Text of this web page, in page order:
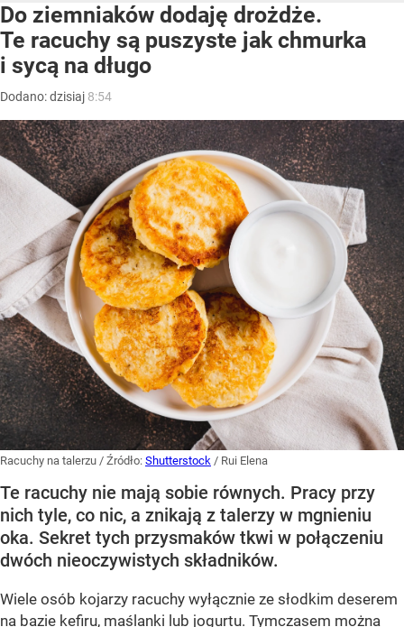
Do ziemniaków dodaję drożdże.
Te racuchy są puszyste jak chmurka
i sycą na długo
Dodano:dzisiaj 8:54
Racuchy na talerzu / Źródło: Shutterstock / Rui Elena
Te racuchy nie mają sobie równych. Pracy przy
nich tyle, co nic, a znikają z talerzy w mgnieniu
oka. Sekret tych przysmaków tkwi w połączeniu
dwóch nieoczywistych składników.
Wiele osób kojarzy racuchy wyłącznie ze słodkim deserem
na bazie kefiru, maślanki lub jogurtu. Tymczasem można